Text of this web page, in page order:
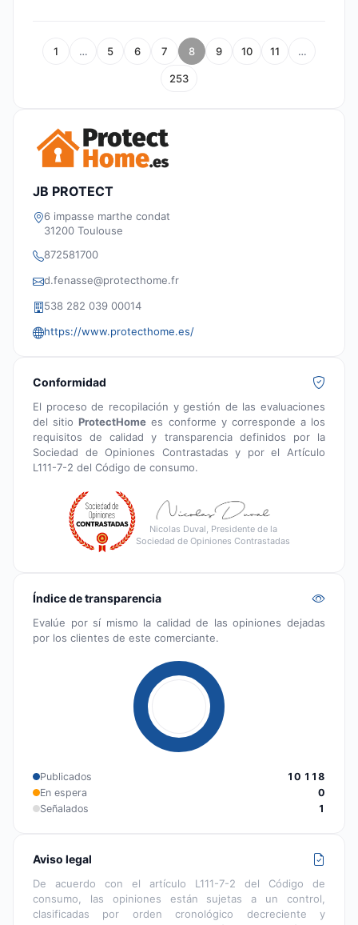
1 … 5 6 7 8 9 10 11 …
253
JB PROTECT
6 impasse marthe condat
31200 Toulouse
872581700
d.fenasse@protecthome.fr
538 282 039 00014
https://www.protecthome.es/
Conformidad
El proceso de recopilación y gestión de las evaluaciones
del sitioProtectHome es conforme y corresponde a los
requisitos de calidad y transparencia definidos por la
Sociedad de Opiniones Contrastadas y por el Artículo
L111-7-2 del Código de consumo.
Nicolas Duval, Presidente de la
Sociedad de Opiniones Contrastadas
Índice de transparencia
Evalúe por sí mismo la calidad de las opiniones dejadas
por los clientes de este comerciante.
Publicados
10 118
En espera
0
Señalados
1
Aviso legal
De acuerdo con el artículo L111-7-2 del Código de
consumo, las opiniones están sujetas a un control,
clasificadas por orden cronológico decreciente y